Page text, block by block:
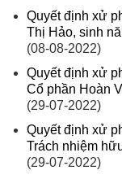
Quyết định xử
Thị Hảo, sinh
(08-08-2022)
Quyết định xử
Cổ phần Hoàn
(29-07-2022)
Quyết định xử
Trách nhiệm
(29-07-2022)